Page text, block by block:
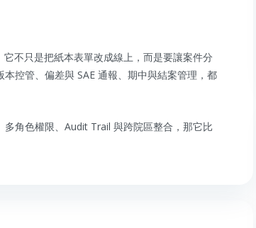
不只是把紙本表單改成線上，而是要讓案件分
控管、偏差與 SAE 通報、期中與結案管理，都
角色權限、Audit Trail 與跨院區整合，那它比